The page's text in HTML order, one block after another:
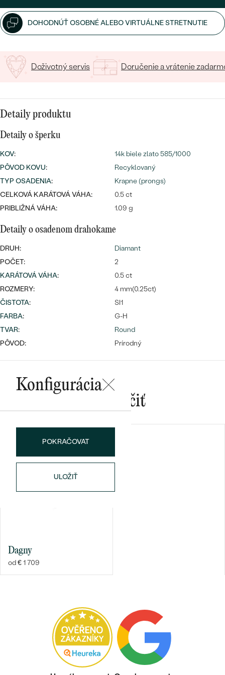
Najpredávanejšie
svadobné
obrúčky
PREZRIEŤ
DRAHOKAM
PODĽA MATERIÁLU
ZLATO
PLATINA
Wave kolekcia
OBJAVIŤ
S DRAHOKAMAMI
S PERLAMI
PODĽA ŠTÝLU
PERSONALIZOVANÉ
MINIMALISTICKÉ
PODĽA PRÍLEŽITOSTI
NA MIERU
DIAMANTY
OBJAVIŤ
Najpredávanejšie
náušnice
PREZRIEŤ
CENOVO DOSTUPNÉ
Personalizované
Najpredávanejšie
prstene
PREZRIEŤ
DOHODNÚŤ OSOBNÉ ALEBO VIRTUÁLNE STRETNUTIE
Doživotný servis Doručenie a vrátenie
Detaily produktu
Detaily o šperku
KOV:
14k biele zlato 585/1000
PÔVOD KOVU:
Recyklovaný
TYP OSADENIA:
Krapne (prongs)
CELKOVÁ KARÁTOVÁ VÁHA:
0.5 ct
PRIBLIŽNÁ VÁHA:
1.09 g
Detaily o osadenom drahokame
DRUH:
Diamant
POČET:
2
KARÁTOVÁ VÁHA:
0.5 ct
ROZMERY:
4 mm(0.25ct)
ČISTOTA:
SI1
FARBA:
G-H
TVAR:
Round
PÔVOD:
Prírodný
Konfigurácia
POKRAČOVAT
ULOŽIŤ
Mohlo by sa vám páčiť
Dagny
od € 1 709